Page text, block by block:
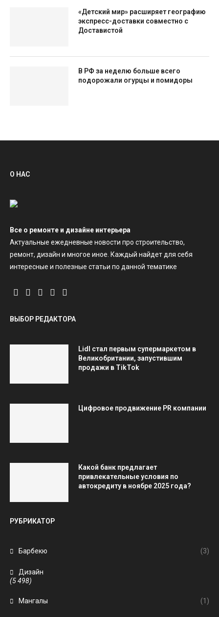
«Детский мир» расширяет географию
экспресс-доставки совместно с
Доставистой
В РФ за неделю больше всего
подорожали огурцы и помидоры
О НАС
Все о ремонте и дизайне интерьера
Актуальные ежедневные новости про строительство,
ремонт, дизайн и многое иное. Каждый найдет для себя
интересные и полезные статьи по данной тематике
ВЫБОР РЕДАКТОРА
Lidl стал первым супермаркетом в
Великобритании, запустившим
продажи в TikTok
Цифровое продвижение PR компании
Какой банк предлагает
привлекательные условия по
автокредиту в ноябре 2025 года?
РУБРИКАТОР
Барбекю (3)
Дизайн
(5 498)
Мангалы (1)